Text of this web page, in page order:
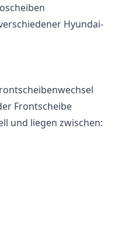
Hyundai-
Frontscheibe
und liegen zwischen: